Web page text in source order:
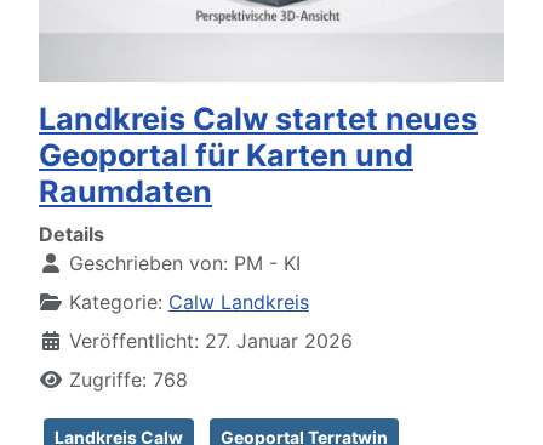
Landkreis Calw startet neues
Geoportal für Karten und
Raumdaten
Details
Geschrieben von: PM - KI
Kategorie: Calw Landkreis
Veröffentlicht: 27. Januar 2026
Zugriffe: 768
Landkreis Calw Geoportal Terratwin